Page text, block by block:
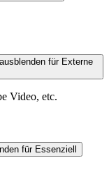
für Externe
Video, etc.
für Essenziell